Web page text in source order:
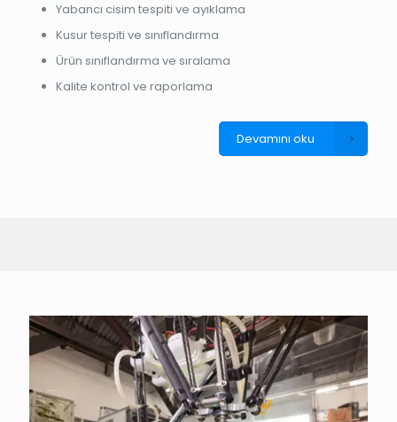
Yabancı cisim tespiti ve ayıklama
Kusur tespiti ve sınıflandırma
Ürün sınıflandırma ve sıralama
Kalite kontrol ve raporlama
Devamını oku